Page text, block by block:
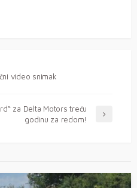
video snimak
za Delta Motors treću
godinu za redom!